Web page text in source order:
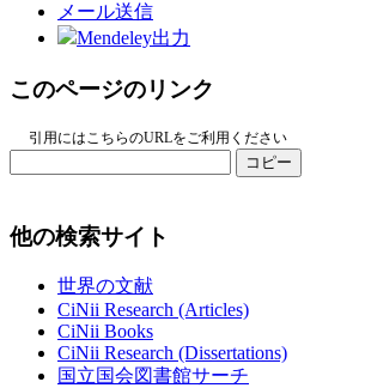
メール送信
Mendeley出力
このページのリンク
引用にはこちらのURLをご利用ください
コピー
他の検索サイト
世界の文献
CiNii Research (Articles)
CiNii Books
CiNii Research (Dissertations)
国立国会図書館サーチ